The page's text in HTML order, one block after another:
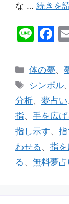
な … 続きを
Li
e
F
c
e
b
o
o
k
カ
テ
リ
ー
体の夢、
タ
グ
シンボル、
分析、 夢占い
指、 手を広げ
指し示す、 指
わせる 、 指
る 、 無料夢占